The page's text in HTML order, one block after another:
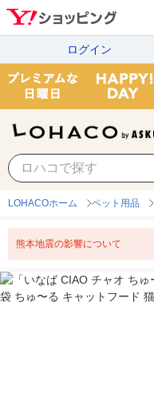
ログイン
LOHACOホーム ペット用品
熊本地震の影響について